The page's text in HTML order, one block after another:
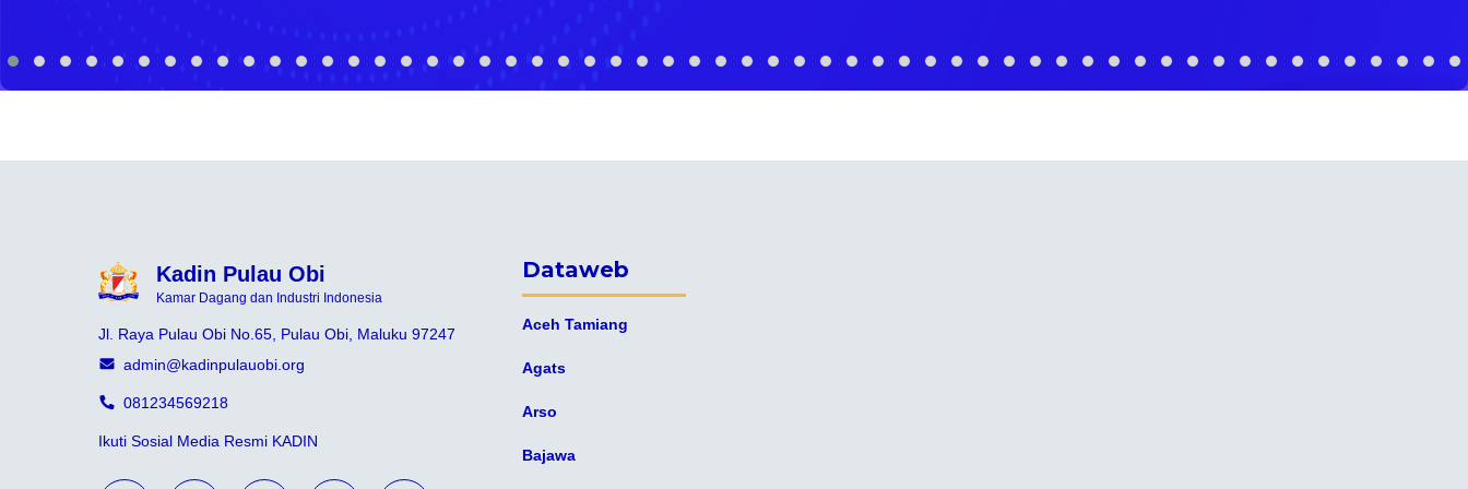
Kadin Pulau Obi
Kamar Dagang dan Industri Indonesia
Jl. Raya Pulau Obi No.65, Pulau Obi, Maluku 97247
admin@kadinpulauobi.org
081234569218
Ikuti Sosial Media Resmi KADIN
Dataweb
Aceh Tamiang
Agats
Arso
Bajawa